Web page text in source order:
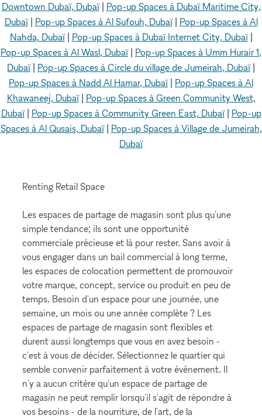
Downtown Dubaï, Dubaï| Pop-up Spaces à Dubaï Maritime City,
Dubaï| Pop-up Spaces à Al Sufouh, Dubaï| Pop-up Spaces à Al
Nahda, Dubaï| Pop-up Spaces à Dubaï Internet City, Dubaï|
Pop-up Spaces à Al Wasl, Dubaï| Pop-up Spaces à Umm Hurair 1,
Dubaï| Pop-up Spaces à Circle du village de Jumeirah, Dubaï|
Pop-up Spaces à Nadd Al Hamar, Dubaï| Pop-up Spaces à Al
Khawaneej, Dubaï| Pop-up Spaces à Green Community West,
Dubaï| Pop-up Spaces à Community Green East, Dubaï| Pop-up
Spaces à Al Qusais, Dubaï| Pop-up Spaces à Village de Jumeirah,
Dubaï
Renting Retail Space
Les espaces de partage de magasin sont plus qu'une
simple tendance; ils sont une opportunité
commerciale précieuse et là pour rester. Sans avoir à
vous engager dans un bail commercial à long terme,
les espaces de colocation permettent de promouvoir
votre marque, concept, service ou produit en peu de
temps. Besoin d'un espace pour une journée, une
semaine, un mois ou une année complète ? Les
espaces de partage de magasin sont flexibles et
durent aussi longtemps que vous en avez besoin -
c'est à vous de décider. Sélectionnez le quartier qui
semble convenir parfaitement à votre événement. Il
n'y a aucun critère qu'un espace de partage de
magasin ne peut remplir lorsqu'il s'agit de répondre à
vos besoins - de la nourriture, de l'art, de la